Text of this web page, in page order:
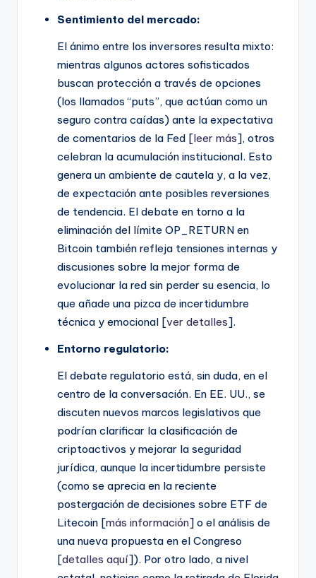
Sentimiento del mercado:
El ánimo entre los inversores resulta mixto:
mientras algunos actores sofisticados
buscan protección a través de opciones
(los llamados “puts”, que actúan como un
seguro contra caídas) ante la expectativa
de comentarios de la Fed [leer más], otros
celebran la acumulación institucional. Esto
genera un ambiente de cautela y, a la vez,
de expectación ante posibles reversiones
de tendencia. El debate en torno a la
eliminación del límite OP_RETURN en
Bitcoin también refleja tensiones internas y
discusiones sobre la mejor forma de
evolucionar la red sin perder su esencia, lo
que añade una pizca de incertidumbre
técnica y emocional [ver detalles].
Entorno regulatorio:
El debate regulatorio está, sin duda, en el
centro de la conversación. En EE. UU., se
discuten nuevos marcos legislativos que
podrían clarificar la clasificación de
criptoactivos y mejorar la seguridad
jurídica, aunque la incertidumbre persiste
(como se aprecia en la reciente
postergación de decisiones sobre ETF de
Litecoin [más información] o el análisis de
una nueva propuesta en el Congreso
[detalles aquí]). Por otro lado, a nivel